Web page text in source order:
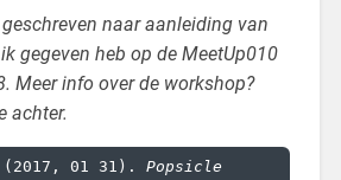
naar aanleiding van
gegeven heb op de MeetUp010
Meer info over de workshop?
achter.
(2017, 01 31). Popsicle